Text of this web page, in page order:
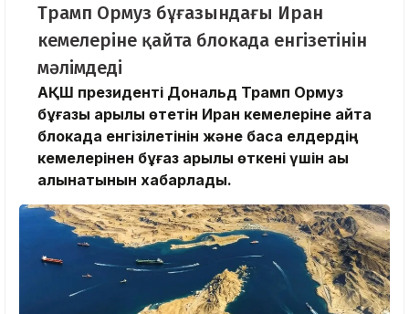
Трамп Ормуз бұғазындағы Иран
кемелеріне қайта блокада енгізетінін
мәлімдеді
АҚШ президенті Дональд Трамп Ормуз
бұғазы арқылы өтетін Иран кемелеріне қайта
блокада енгізілетінін және басқа елдердің
кемелерінен бұғаз арқылы өткені үшін ақы
алынатынын хабарлады.